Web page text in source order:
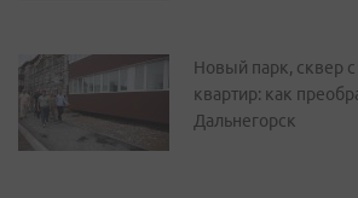
Новый парк, сквер
квартир: как
Дальнегорск